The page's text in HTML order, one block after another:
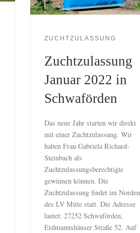
ZUCHTZULASSUNG
Zuchtzulassung
Januar 2022 in
Schwaförden
Das neue Jahr starten wir direkt
mit einer Zuchtzulassung. Wir
haben Frau Gabriela Richard-
Steinbach als
Zuchtzulassungsberechtigte
gewinnen können. Die
Zuchtzulassung findet im Norden
des LV Mitte statt. Die Adresse
lautet: 27252 Schwaförden,
Erdmannshäuser Straße 52. Auf